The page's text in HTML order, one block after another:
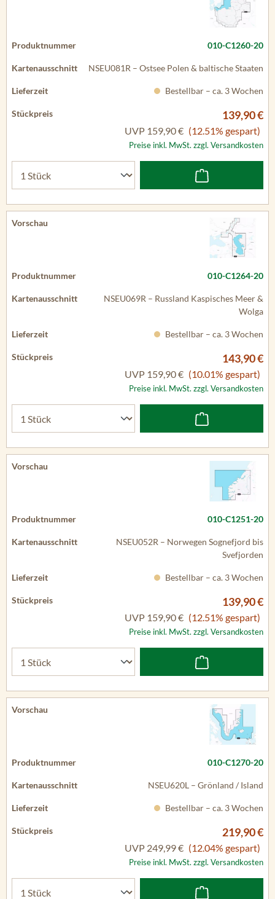
010-C1260-20
NSEU081R – Ostsee Polen & baltische Staaten
Bestellbar – ca. 3 Wochen
139,90 €
UVP 159,90 € (12.51% gespart)
Preise inkl. MwSt. zzgl. Versandkosten
010-C1264-20
NSEU069R – Russland Kaspisches Meer &
Wolga
Bestellbar – ca. 3 Wochen
143,90 €
UVP 159,90 € (10.01% gespart)
Preise inkl. MwSt. zzgl. Versandkosten
010-C1251-20
NSEU052R – Norwegen Sognefjord bis
Svefjorden
Bestellbar – ca. 3 Wochen
139,90 €
UVP 159,90 € (12.51% gespart)
Preise inkl. MwSt. zzgl. Versandkosten
010-C1270-20
NSEU620L – Grönland / Island
Bestellbar – ca. 3 Wochen
219,90 €
UVP 249,99 € (12.04% gespart)
Preise inkl. MwSt. zzgl. Versandkosten